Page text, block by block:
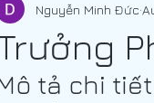
Khẩu [JOBS -
Pháp Mạng (Network
Nguyễn Minh Đức
tả chi